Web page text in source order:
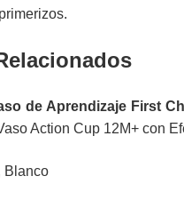
de Aprendizaje First
Action Cup 12M+ con
Blanco